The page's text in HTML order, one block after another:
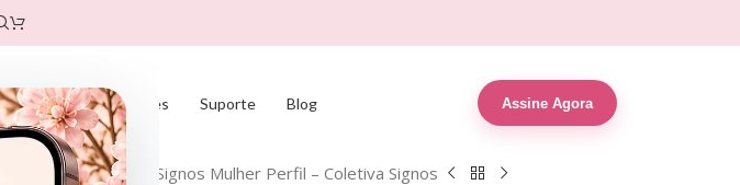
Planos Atualizações Suporte Blog Assine Agora
Sublimação Canecas Signos Mulher Perfil – Coletiva Signos